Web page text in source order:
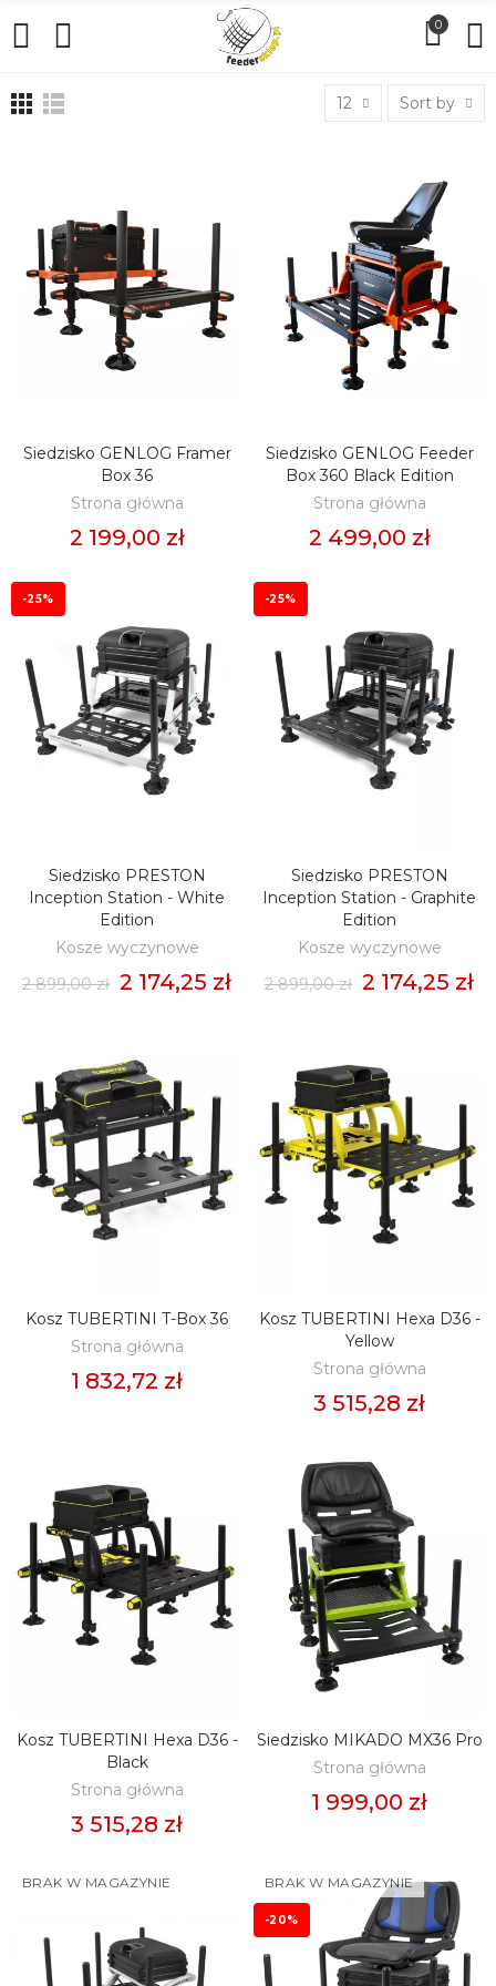
0
12 Sort by
DODAJ DO KOSZYKA
Siedzisko GENLOG Framer
Box 36
Strona główna
2 199,00 zł
DODAJ DO KOSZYKA
Siedzisko GENLOG Feeder
Box 360 Black Edition
Strona główna
2 499,00 zł
-25%
DODAJ DO KOSZYKA
Siedzisko PRESTON
Inception Station - White
Edition
Kosze wyczynowe
2 899,00 zł 2 174,25 zł
-25%
DODAJ DO KOSZYKA
Siedzisko PRESTON
Inception Station - Graphite
Edition
Kosze wyczynowe
2 899,00 zł 2 174,25 zł
DODAJ DO KOSZYKA
Kosz TUBERTINI T-Box 36
Strona główna
1 832,72 zł
DODAJ DO KOSZYKA
Kosz TUBERTINI Hexa D36 -
Yellow
Strona główna
3 515,28 zł
DODAJ DO KOSZYKA
Kosz TUBERTINI Hexa D36 -
Black
Strona główna
3 515,28 zł
DODAJ DO KOSZYKA
Siedzisko MIKADO MX36 Pro
Strona główna
1 999,00 zł
BRAK W MAGAZYNIE BRAK W MAGAZYNIE
-20%